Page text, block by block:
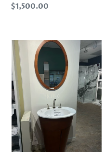
Prix
$1,500.00
Ensemble
de
vanité
et
mirroir